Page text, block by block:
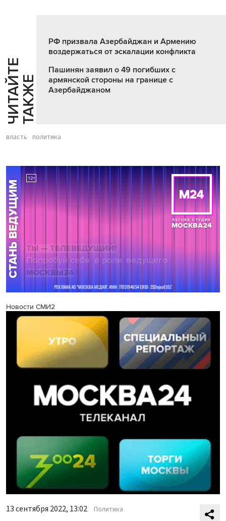
Ч
И
Т
АЙ
Т
Е
Т
А
К
ЖЕ
РФ призвала Азербайджан и Армению
воздержаться от эскалации конфликта
Пашинян заявил о 49 погибших с
армянской стороны на границе с
Азербайджаном
власть политика
Новости СМИ2
13 сентября 2022, 13:02 Политика